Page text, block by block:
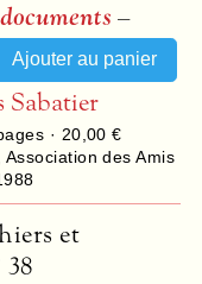
–
Sabatier
· 20,00 €
Association des Amis
et
38